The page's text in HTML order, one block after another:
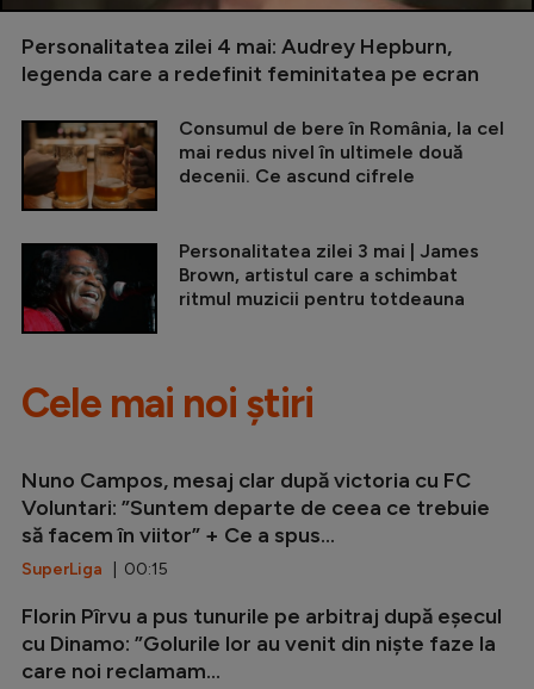
Personalitatea zilei 4 mai: Audrey Hepburn,
legenda care a redefinit feminitatea pe ecran
Consumul de bere în România, la cel
mai redus nivel în ultimele două
decenii. Ce ascund cifrele
Personalitatea zilei 3 mai | James
Brown, artistul care a schimbat
ritmul muzicii pentru totdeauna
Cele mai noi știri
Nuno Campos, mesaj clar după victoria cu FC
Voluntari: ”Suntem departe de ceea ce trebuie
să facem în viitor” + Ce a spus...
SuperLiga | 00:15
Florin Pîrvu a pus tunurile pe arbitraj după eșecul
cu Dinamo: ”Golurile lor au venit din niște faze la
care noi reclamam...